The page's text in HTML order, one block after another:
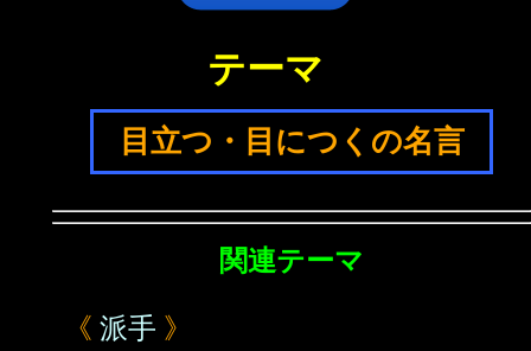
テーマ
目立つ・目につくの名言
関連テーマ
《 派手 》